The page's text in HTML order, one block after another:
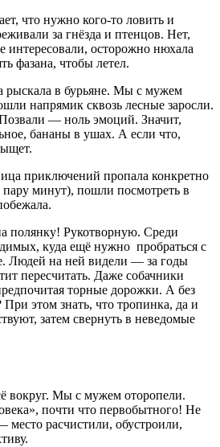
что нужно кого-то ловить и
за гнёзда и птенцов. Нет,
интересовали, осторожно нюхала
фазана, чтобы летел.
рыскала в бурьяне. Мы с мужем
напрямик сквозь лесные заросли.
— ноль эмоций. Значит,
бананы в ушах. А если что,
приключений пропала конкретно
пару минут), пошли посмотреть в
полянку! Рукотворную. Среди
куда ещё нужно пробраться с
Людей на ней видели — за годы
пересчитать. Даже собачники
торные дорожки. А без
При этом знать, что тропинка, да и
затем свернуть в неведомые
вокруг. Мы с мужем оторопели.
почти что первобытного! Не
место расчистили, обустроили,